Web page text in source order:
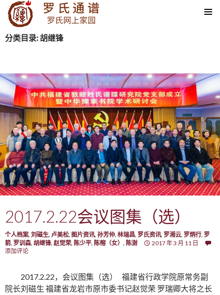
SKIP TO CONTENT
分类目录: 胡继锋
2017.2.22会议图集（选）
个人档案, 刘磁生, 卢美松, 图片资讯, 孙芳仲, 林瑞昌, 罗氏资讯, 罗湘云, 罗炳行, 罗
箭, 罗训森, 胡继锋, 赵觉荣, 陈少平, 陈榕（女） , 陈澍
2017 年 3 月 11 日
添加评论
2017.2.22，会议图集（选） 福建省行政学院原常务副
院长刘磁生 福建省龙岩市原市委书记赵觉荣 罗瑞卿大将之长